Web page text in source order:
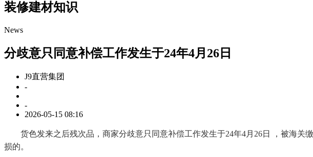
装修建材知识
News
分歧意只同意补偿工作发生于24年4月26日
J9直营集团
-
-
2026-05-15 08:16
货色发来之后残次品，商家分歧意只同意补偿工作发生于24年4月26日 ，被海关
损的。